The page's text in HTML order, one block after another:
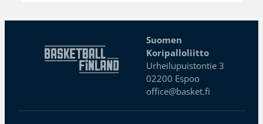
Suomen
Koripalloliitto
Urheilupuistontie 3
02200 Espoo
office@basket.fi